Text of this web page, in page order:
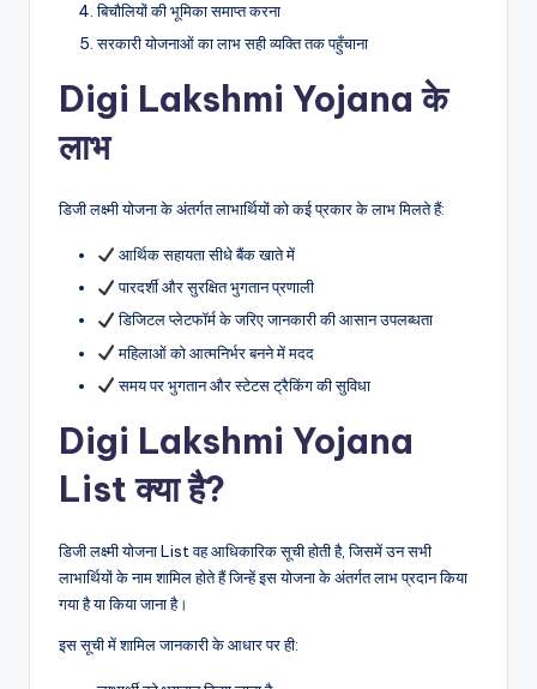
बिचौलियों की भूमिका समाप्त करना
सरकारी योजनाओं का लाभ सही व्यक्ति तक पहुँचाना
Digi Lakshmi Yojana के
लाभ
डिजी लक्ष्मी योजना के अंतर्गत लाभार्थियों को कई प्रकार के लाभ मिलते हैं:
आर्थिक सहायता सीधे बैंक खाते में
पारदर्शी और सुरक्षित भुगतान प्रणाली
डिजिटल प्लेटफॉर्म के जरिए जानकारी की आसान उपलब्धता
महिलाओं को आत्मनिर्भर बनने में मदद
समय पर भुगतान और स्टेटस ट्रैकिंग की सुविधा
Digi Lakshmi Yojana
List क्या है?
डिजी लक्ष्मी योजना List वह आधिकारिक सूची होती है, जिसमें उन सभी
लाभार्थियों के नाम शामिल होते हैं जिन्हें इस योजना के अंतर्गत लाभ प्रदान किया
गया है या किया जाना है।
इस सूची में शामिल जानकारी के आधार पर ही: